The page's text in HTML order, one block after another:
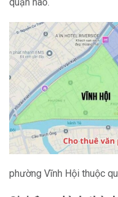
quận nào.
phường Vĩnh Hội thuộc